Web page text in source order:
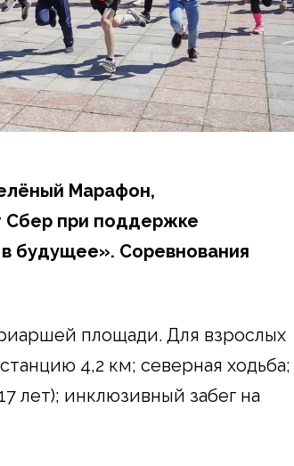
Марафон,
Сбер при поддержке
будущее». Соревнования
площади. Для взрослых
4,2 км; северная ходьба;
лет); инклюзивный забег на